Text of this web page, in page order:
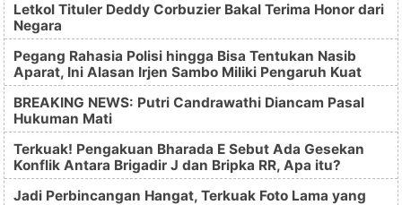
Letkol Tituler Deddy Corbuzier Bakal Terima Honor dari
Negara
Pegang Rahasia Polisi hingga Bisa Tentukan Nasib
Aparat, Ini Alasan Irjen Sambo Miliki Pengaruh Kuat
BREAKING NEWS: Putri Candrawathi Diancam Pasal
Hukuman Mati
Terkuak! Pengakuan Bharada E Sebut Ada Gesekan
Konflik Antara Brigadir J dan Bripka RR, Apa itu?
Jadi Perbincangan Hangat, Terkuak Foto Lama yang